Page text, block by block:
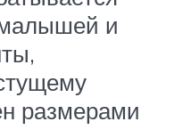
и
размерами